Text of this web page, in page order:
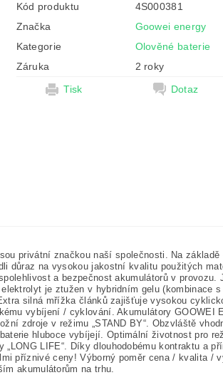
Kód produktu
4S000381
Značka
Goowei energy
Kategorie
Olověné baterie
Záruka
2 roky
Tisk
Dotaz
privátní značkou naší společnosti. Na základě
důraz na vysokou jakostní kvalitu použitých
a bezpečnost akumulátorů v provozu.
je ztužen v hybridním gelu (kombinace s
silná mřížka článků zajišťuje vysokou
vybíjení / cyklování. Akumulátory GOOWEI
zdroje v režimu „STAND BY“. Obzvláště
hluboce vybíjejí. Optimální životnost pro
LIFE“. Díky dlouhodobému kontraktu a
příznivé ceny! Výborný poměr cena / kvalita /
akumulátorům na trhu.